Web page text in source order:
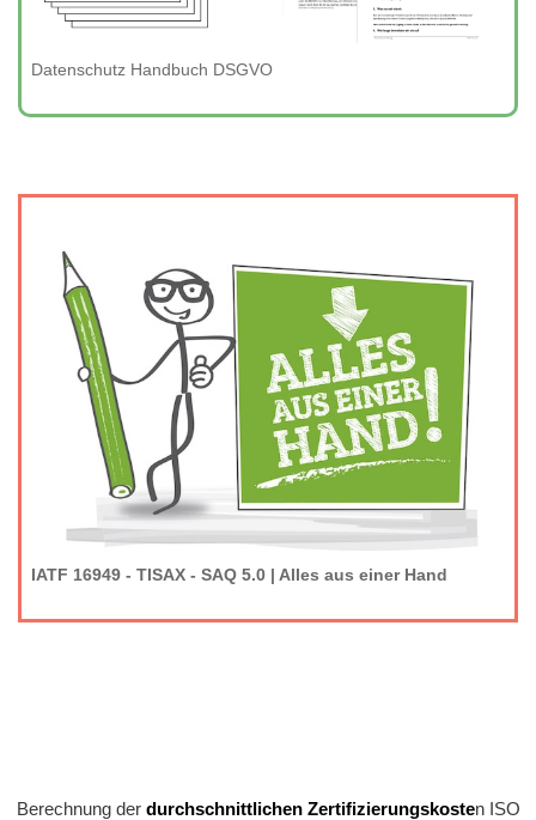
Datenschutz Handbuch DSGVO
IATF 16949 - TISAX - SAQ 5.0 | Alles aus einer Hand
Berechnung der durchschnittlichen Zertifizierungskosten ISO